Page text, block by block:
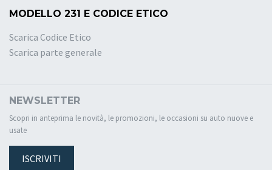
MODELLO 231 E CODICE ETICO
Scarica Codice Etico
Scarica parte generale
NEWSLETTER
Scopri in anteprima le novità, le promozioni, le occasioni su auto nuove e
usate
ISCRIVITI